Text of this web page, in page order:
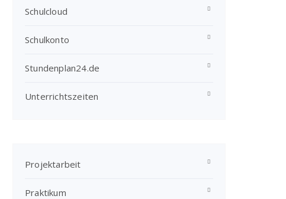
Schulcloud
Schulkonto
Stundenplan24.de
Unterrichtszeiten
Projektarbeit
Praktikum